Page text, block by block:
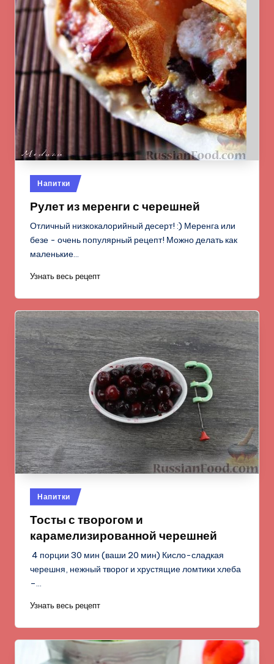
Опубликовано
в
Напитки
Рулет из меренги с черешней
Отличный низкокалорийный десерт! :) Меренга или
безе - очень популярный рецепт! Можно делать как
маленькие…
Узнать весь рецепт
Опубликовано
в
Напитки
Тосты с творогом и
карамелизированной черешней
4 порции 30 мин (ваши 20 мин) Кисло-сладкая
черешня, нежный творог и хрустящие ломтики хлеба
–…
Узнать весь рецепт